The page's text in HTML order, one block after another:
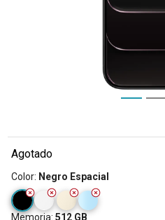
Agotado
Color: Negro Espacial
Memoria: 512 GB